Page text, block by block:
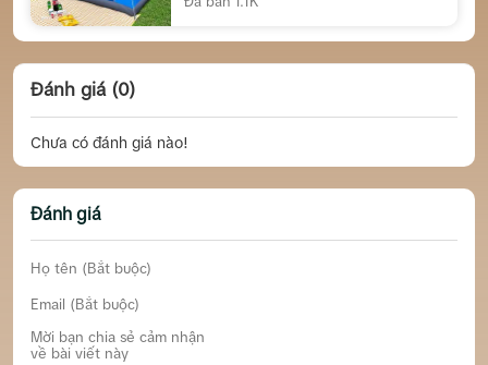
Đánh giá (0)
Chưa có đánh giá nào!
Đánh giá